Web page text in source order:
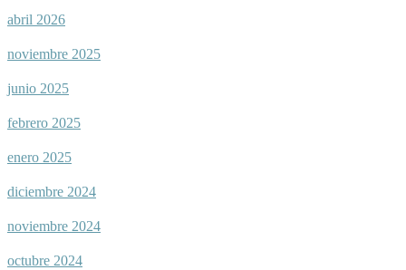
abril 2026
noviembre 2025
junio 2025
febrero 2025
enero 2025
diciembre 2024
noviembre 2024
octubre 2024